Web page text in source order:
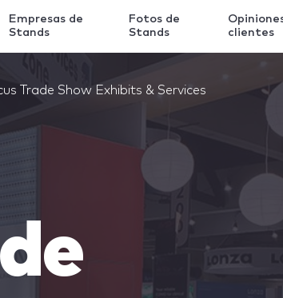
Empresas de
Stands
Fotos de
Stands
clientes
Trade Show Exhibits & Services